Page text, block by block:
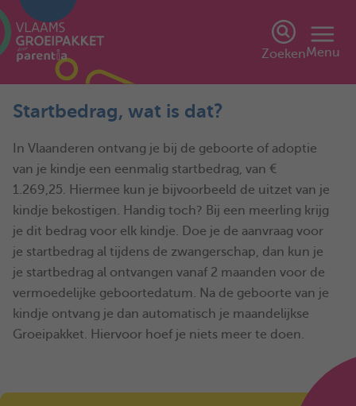
ZoekenMenu
Startbedrag, wat is dat?
In Vlaanderen ontvang je bij de geboorte of adoptie
van je kindje een eenmalig startbedrag, van €
1.269,25. Hiermee kun je bijvoorbeeld de uitzet van je
kindje bekostigen. Handig toch? Bij een meerling krijg
je dit bedrag voor elk kindje. Doe je de aanvraag voor
je startbedrag al tijdens de zwangerschap, dan kun je
je startbedrag al ontvangen vanaf 2 maanden voor de
vermoedelijke geboortedatum. Na de geboorte van je
kindje ontvang je dan automatisch je maandelijkse
Groeipakket. Hiervoor hoef je niets meer te doen.